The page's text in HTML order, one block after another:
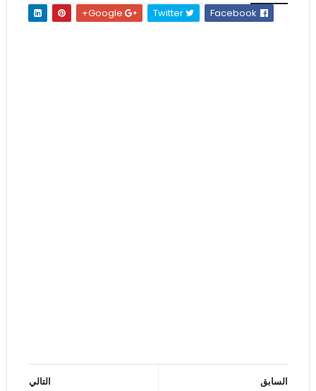
Twitter
التالي
السابق